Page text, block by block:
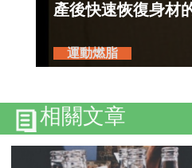
產後快速恢復身材
運動燃脂
相關文章